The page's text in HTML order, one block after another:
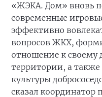
«ЖЭКА. Дом» вновь
современные
эффективно
вопросов ЖКХ,
отношение к
территории, а
культуры
сказал координатор